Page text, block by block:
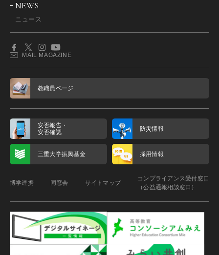
NEWS
ニュース
MAIL MAGAZINE
教職員ページ
安否報告・
安否確認
防災情報
三重大学振興基金 採用情報
博学連携 同窓会 サイトマップ
コンプライアンス受付窓口
（公益通報相談窓口）